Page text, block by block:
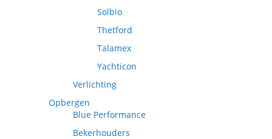
Solbio
Thetford
Talamex
Yachticon
Verlichting
Opbergen
Blue Performance
Bekerhouders